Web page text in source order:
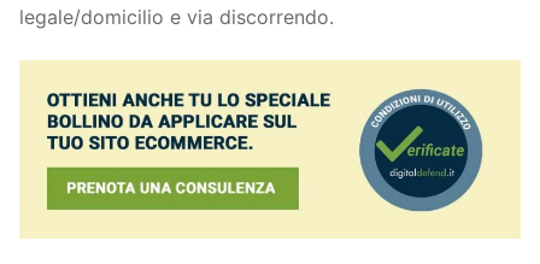
legale/domicilio e via discorrendo.